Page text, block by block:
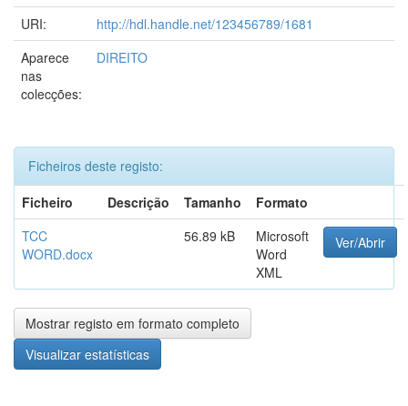
URI:
http://hdl.handle.net/123456789/1681
Aparece
nas
colecções:
DIREITO
Ficheiros deste registo:
Ficheiro
Descrição Tamanho
Formato
TCC
WORD.docx
56.89 kB
Microsoft
Word
XML
Ver/Abrir
Mostrar registo em formato completo
Visualizar estatísticas